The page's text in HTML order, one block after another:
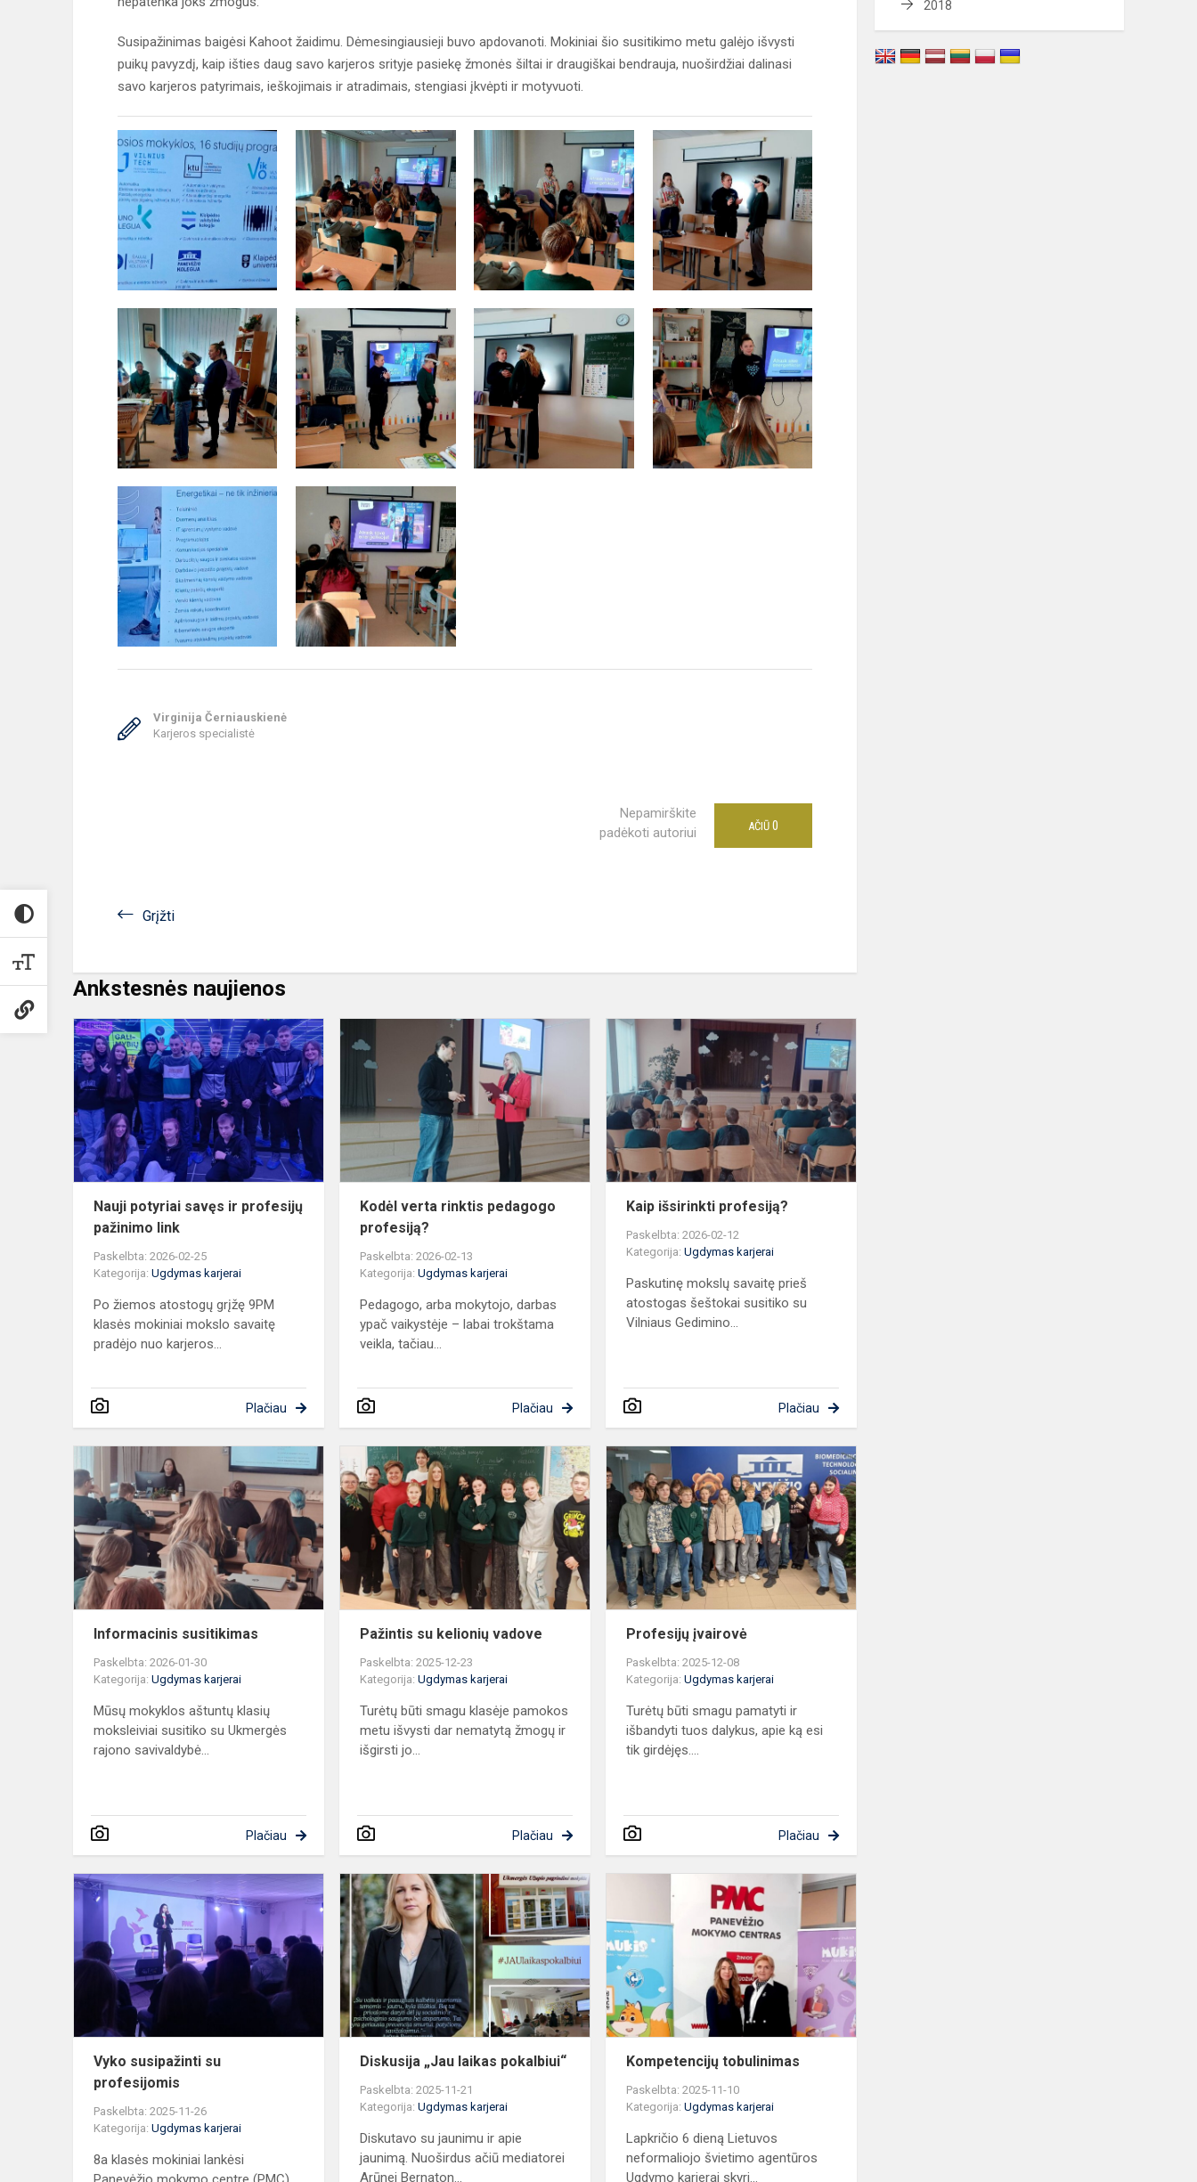
Susipažinimas baigėsi Kahoot žaidimu. Dėmesingiausieji buvo apdovanoti. Mokiniai šio susitikimo metu galėjo išvysti
puikų pavyzdį, kaip išties daug savo karjeros srityje pasiekę žmonės šiltai ir draugiškai bendrauja, nuoširdžiai dalinasi
savo karjeros patyrimais, ieškojimais ir atradimais, stengiasi įkvėpti ir motyvuoti.
Virginija Černiauskienė
Karjeros specialistė
Nepamirškite
padėkoti autoriui
AČIŪ 0
Grįžti
Ankstesnės naujienos
Nauji
potyriai
savęs
ir
profesijų
Nauji potyriai savęs ir profesijų
pažinimo link
Paskelbta: 2026-02-25
Kategorija: Ugdymas karjerai
Po žiemos atostogų grįžę 9PM
klasės mokiniai mokslo savaitę
pradėjo nuo karjeros...
Plačiau
Kodėl
verta
rinktis
pedagogo
profesiją?
Kodėl verta rinktis pedagogo
profesiją?
Paskelbta: 2026-02-13
Kategorija:Ugdymas karjerai
Pedagogo, arba mokytojo, darbas
ypač vaikystėje – labai trokštama
veikla, tačiau...
Plačiau
Kaip išsirinkti profesiją?
Paskelbta: 2026-02-12
Kategorija:Ugdymas karjerai
Paskutinę mokslų savaitę prieš
atostogas šeštokai susitiko su
Vilniaus Gedimino...
Plačiau
Informacinis
susitikimas
Informacinis susitikimas
Paskelbta: 2026-01-30
Kategorija: Ugdymas karjerai
Mūsų mokyklos aštuntų klasių
moksleiviai susitiko su Ukmergės
rajono savivaldybė...
Plačiau
Pažintis
su
kelionių
vadove
Pažintis su kelionių vadove
Paskelbta: 2025-12-23
Kategorija:Ugdymas karjerai
Turėtų būti smagu klasėje pamokos
metu išvysti dar nematytą žmogų ir
išgirsti jo...
Plačiau
Profesijų
įvairovė
Profesijų įvairovė
Paskelbta: 2025-12-08
Kategorija:Ugdymas karjerai
Turėtų būti smagu pamatyti ir
išbandyti tuos dalykus, apie ką esi
tik girdėjęs....
Plačiau
Vyko
susipažinti
profesijomis
Vyko susipažinti su
profesijomis
Paskelbta: 2025-11-26
Kategorija: Ugdymas karjerai
8a klasės mokiniai lankėsi
Diskusija
„Jau
laikas
pokalbiui“
Diskusija „Jau laikas pokalbiui“
Paskelbta: 2025-11-21
Kategorija:Ugdymas karjerai
Diskutavo su jaunimu ir apie
jaunimą. Nuoširdus ačiū mediatorei
Arūnei Bernaton...
Kompetencijų
Kompetencijų tobulinimas
Paskelbta: 2025-11-10
Kategorija:Ugdymas karjerai
Lapkričio 6 dieną Lietuvos
neformaliojo švietimo agentūros
Ugdymo karjerai skyri...
2018